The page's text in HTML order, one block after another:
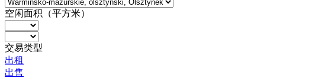
空闲面积（平方米）
交易类型
出租
出售